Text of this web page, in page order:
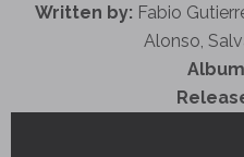
Written by: Fabio
Alonso,